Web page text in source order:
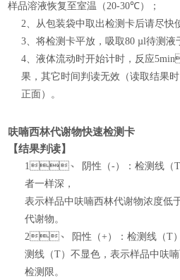
样品溶液恢复至室温（20-30℃）
；
2、 从包装袋中取出检测卡后请尽快使用
3、将检测卡平放，吸取80µl待测液
4、液体流动时开始计时，反应
果，其它时间判读无效（读取结果时
正面 ）。
呋喃西林代谢物快速检测卡
【结果判读】
1、 阴性（-）：检测线（T
者一样深，
表示样品中呋喃西林代谢物浓度低
代谢物。
2、
阳性（+）：检测线（T
测线（T）不显色，表示样品中
检测限。